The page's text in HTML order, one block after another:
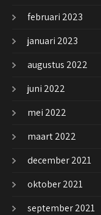
februari 2023
januari 2023
augustus 2022
juni 2022
mei 2022
maart 2022
december 2021
oktober 2021
september 2021